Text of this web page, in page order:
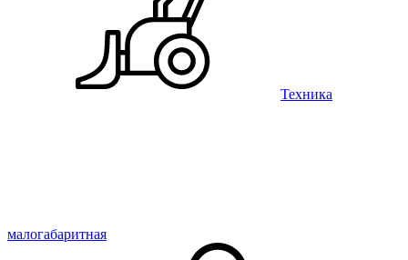
Техника
малогабаритная